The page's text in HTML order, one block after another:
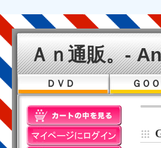
Ａｎ通販。-
ＤＶＤ ＧＯ